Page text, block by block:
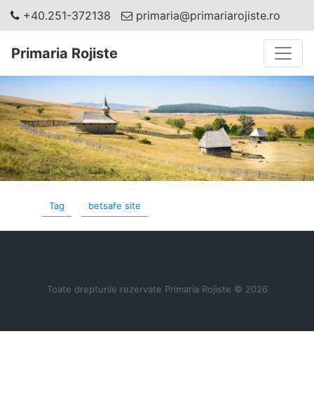
+40.251-372138 primaria@primariarojiste.ro
Primaria Rojiste
Tag betsafe site
Toate drepturile rezervate Primaria Rojiste © 2026